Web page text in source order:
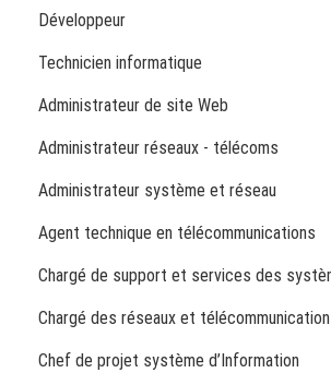
Développeur
Technicien informatique
Administrateur de site Web
Administrateur réseaux - télécoms
Administrateur système et réseau
Agent technique en télécommunications
Chargé de support et services des
Chargé des réseaux et
Chef de projet système d’Information